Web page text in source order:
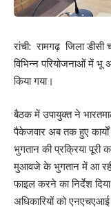
रांची: रामगढ़ जिला
विभिन्न परियोजनाओं में
किया गया।
बैठक में उपायुक्त ने
पैकेजवार अब तक हुए
भुगतान की प्रक्रिया पूरी
मुआवजे के भुगतान में आ
फाइल करने का निर्देश
अधिकारियों को एनएचएआई